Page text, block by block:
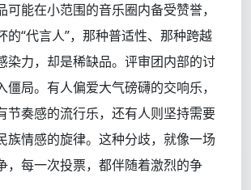
可能在小范围的音乐圈内备受赞誉，
的“代言人”，那种普适性、那种跨越
染力，却是稀缺品。评审团内部的讨
僵局。有人偏爱大气磅礴的交响乐，
节奏感的流行乐，还有人则坚持需要
族情感的旋律。这种分歧，就像一场
，每一次投票，都伴随着激烈的争